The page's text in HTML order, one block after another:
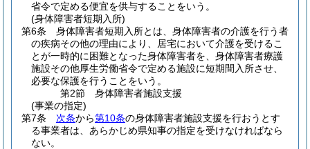
省令で定める便宜を供与することをいう。
(身体障害者短期入所)
第6条
身体障害者短期入所とは、身体障害者の介護を行う者
の疾病その他の理由により、居宅において介護を受けるこ
とが一時的に困難となった身体障害者を、身体障害者療護
施設その他厚生労働省令で定める施設に短期間入所させ、
必要な保護を行うことをいう。
第2節
身体障害者施設支援
(事業の指定)
第7条
次条から第10条の身体障害者施設支援を行おうとす
る事業者は、あらかじめ県知事の指定を受けなければなら
ない。